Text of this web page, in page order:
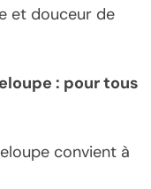
et douceur de
: pour tous
convient à